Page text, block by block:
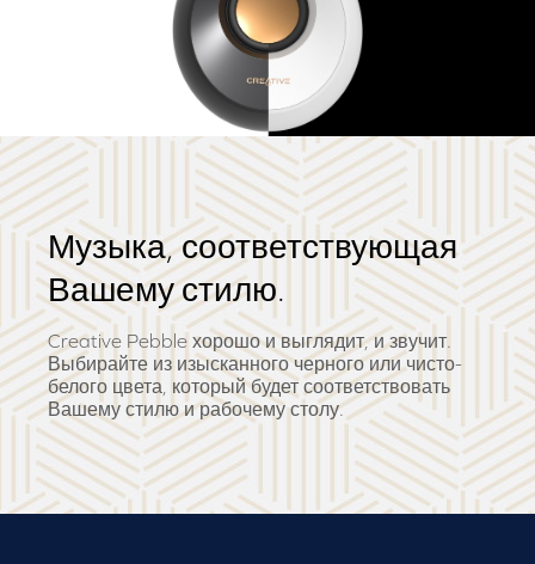
Музыка, соответствующая
Вашему стилю.
Creative Pebble хорошо и выглядит, и звучит.
Выбирайте из изысканного черного или чисто-
белого цвета, который будет соответствовать
Вашему стилю и рабочему столу.